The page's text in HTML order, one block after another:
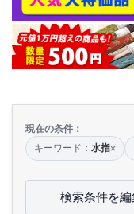
現在の条件：
キーワード： 水指×
検索条件を編